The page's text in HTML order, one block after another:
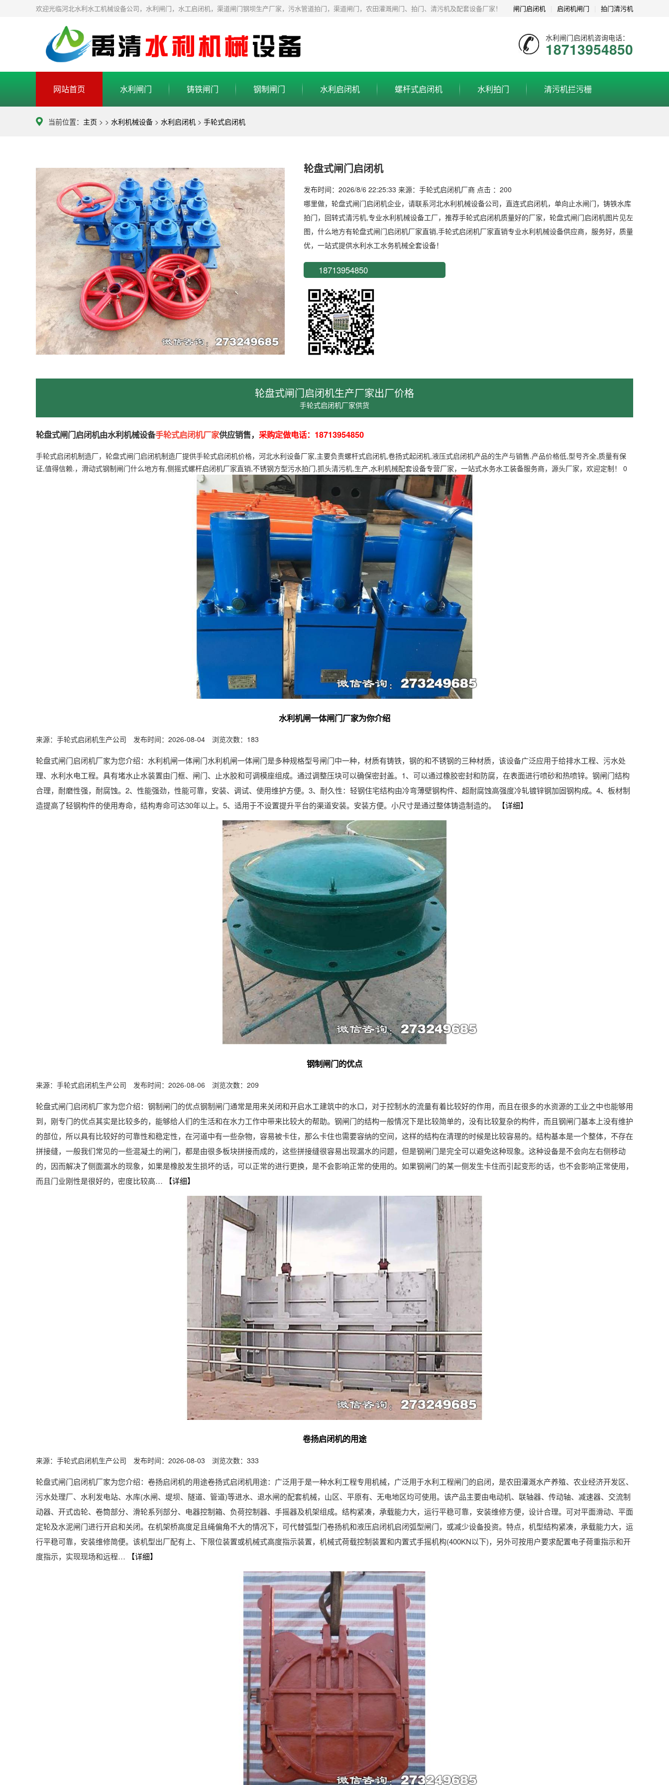
闸门启闭机 启闭机闸门 拍门清污机
欢迎光临河北水利水工机械设备公司，水利闸门，水工启闭机，渠道闸门钢坝生产厂家，污水管道拍门，渠道闸门，农田灌溉闸门、拍门、清污机及配套设备厂家！
水利闸门启闭机咨询电话：
18713954850
网站首页 水利闸门 铸铁闸门 钢制闸门 水利启闭机 螺杆式启闭机 水利拍门 清污机拦污栅
当前位置： 主页 > > 水利机械设备 > 水利启闭机 > 手轮式启闭机
轮盘式闸门启闭机
发布时间：2026/8/6 22:25:33 来源：手轮式启闭机厂商 点击 ：200
哪里做，轮盘式闸门启闭机企业，请联系河北水利机械设备公司，直连式启闭机，单向止水闸门，铸铁水库
拍门，回转式清污机,专业水利机械设备工厂，推荐手轮式启闭机质量好的厂家，轮盘式闸门启闭机图片见左
图，什么地方有轮盘式闸门启闭机厂家直销,手轮式启闭机厂家直销专业水利机械设备供应商，服务好，质量
优，一站式提供水利水工水务机械全套设备！
18713954850
轮盘式闸门启闭机生产厂家出厂价格
手轮式启闭机厂家供货
轮盘式闸门启闭机由水利机械设备手轮式启闭机厂家供应销售， 采购定做电话： 18713954850
手轮式启闭机制造厂，轮盘式闸门启闭机制造厂提供手轮式启闭机价格，河北水利设备厂家,主要负责螺杆式启闭机,卷扬式起闭机,液压式启闭机产品的生产与销售.产品价格低,型号齐全,质量有保
证,值得信赖.，滑动式钢制闸门什么地方有,侧摇式螺杆启闭机厂家直销,不锈钢方型污水拍门,抓头清污机,生产,水利机械配套设备专营厂家，一站式水务水工装备服务商，源头厂家，欢迎定制！ 0
水利机闸一体闸门厂家为你介绍
来源：手轮式启闭机生产公司 发布时间：2026-08-04 浏览次数：183
轮盘式闸门启闭机厂家为您介绍：水利机闸一体闸门水利机闸一体闸门是多种规格型号闸门中一种，材质有铸铁，钢的和不锈钢的三种材质，该设备广泛应用于给排水工程、污水处
理、水利水电工程。具有堵水止水装置由门框、闸门、止水胶和可调模座组成。通过调整压块可以确保密封盖。1、可以通过橡胶密封和防腐，在表面进行喷砂和热喷锌。钢闸门结构
合理，耐磨性强，耐腐蚀。2、性能强劲，性能可靠，安装、调试、使用维护方便。3、耐久性：轻钢住宅结构由冷弯薄壁钢构件、超耐腐蚀高强度冷轧镀锌钢加固钢构成。4、板材制
造提高了轻钢构件的使用寿命，结构寿命可达30年以上。5、适用于不设置提升平台的渠道安装。安装方便。小尺寸是通过整体铸造制造的。
【详细】
钢制闸门的优点
来源：手轮式启闭机生产公司 发布时间：2026-08-06 浏览次数：209
轮盘式闸门启闭机厂家为您介绍：钢制闸门的优点钢制闸门通常是用来关闭和开启水工建筑中的水口，对于控制水的流量有着比较好的作用，而且在很多的水资源的工业之中也能够用
到，刚专门的优点其实是比较多的，能够给人们的生活和在水力工作中带来比较大的帮助。钢闸门的结构一般情况下是比较简单的，没有比较复杂的构件，而且钢闸门基本上没有维护
的部位，所以具有比较好的可靠性和稳定性，在河道中有一些杂物，容易被卡住，那么卡住也需要容纳的空间，这样的结构在清理的时候是比较容易的。结构基本是一个整体，不存在
拼接缝，一般我们常见的一些混凝土的闸门，都是由很多板块拼接而成的，这些拼接缝很容易出现漏水的问题，但是钢闸门是完全可以避免这种现象。这种设备是不会向左右侧移动
的，因而解决了侧面漏水的现象，如果是橡胶发生损坏的话，可以正常的进行更换，是不会影响正常的使用的。如果钢闸门的某一侧发生卡住而引起变形的话，也不会影响正常使用，
而且门业刚性是很好的，密度比较高…
【详细】
卷扬启闭机的用途
来源：手轮式启闭机生产公司 发布时间：2026-08-03 浏览次数：333
轮盘式闸门启闭机厂家为您介绍：卷扬启闭机的用途卷扬式启闭机用途：广泛用于是一种水利工程专用机械，广泛用于水利工程闸门的启闭，是农田灌溉水产养殖、农业经济开发区、
污水处理厂、水利发电站、水库(水闸、堤坝、隧道、管道)等进水、退水闸的配套机械，山区、平原有、无电地区均可使用。该产品主要由电动机、联轴器、传动轴、减速器、交流制
动器、开式齿轮、卷筒部分、滑轮系列部分、电器控制箱、负荷控制器、手摇器及机架组成。结构紧凑，承载能力大，运行平稳可靠，安装维修方便，设计合理。可对平面滑动、平面
定轮及水泥闸门进行开启和关闭。在机架桥高度足且绳偏角不大的情况下，可代替弧型门卷扬机和液压启闭机启闭弧型闸门，或减少设备投资。特点，机型结构紧凑，承载能力大，运
行平稳可靠，安装维修简便。该机型出厂配有上、下限位装置或机械式高度指示装置，机械式荷载控制装置和内置式手摇机构(400KN以下)，另外可按用户要求配置电子荷重指示和开
度指示，实现现场和远程…
【详细】